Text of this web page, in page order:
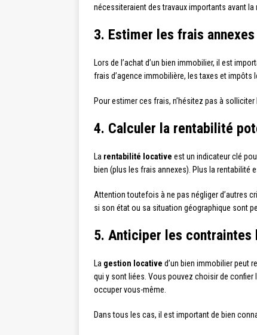
nécessiteraient des travaux importants avant la
3. Estimer les frais
Lors de l’achat d’un bien immobilier, il est
frais d’agence immobilière, les taxes et impôts
Pour estimer ces frais, n’hésitez pas à
4. Calculer la rentabilité
La rentabilité locative est un indicateur clé
bien (plus les frais annexes). Plus la rentabilité
Attention toutefois à ne pas négliger d’autres
si son état ou sa situation géographique sont
5. Anticiper les
La gestion locative d’un bien immobilier peut
qui y sont liées. Vous pouvez choisir de
occuper vous-même.
Dans tous les cas, il est important de bien